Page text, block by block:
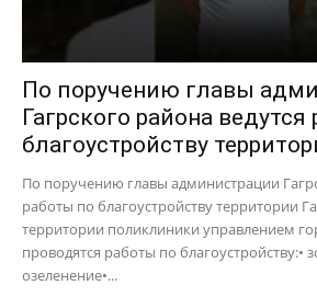
По поручению главы
Гагрского района
благоустройству
По поручению главы администрации
работы по благоустройству территории
территории поликлиники управлением
проводятся работы по благоустройству:•
озеленение•...